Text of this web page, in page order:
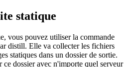
statique
vous pouvez utiliser la commande
distill. Elle va collecter les fichiers
statiques dans un dossier de sortie.
ce dossier avec n'importe quel serveur